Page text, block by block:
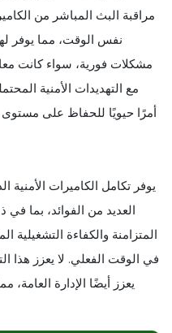
مراقبة البث المباشر من
نفس الوقت، مما يوفر
مشكلات فورية، سواء كانت
مع التهديدات الأمنية
أمرًا حيويًا للحفاظ على
يوفر تكامل الكاميرات الأمنية
العديد من الفوائد، بما
المتزامنة والكفاءة التشغيلية
في الوقت الفعلي. لا يعزز هذا
يعزز أيضًا الإدارة